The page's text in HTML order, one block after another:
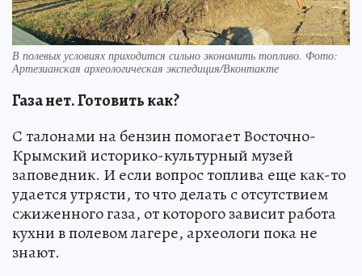
В полевых условиях приходится сильно экономить топливо. Фото:
Артезианская археологическая экспедиция/Вконтакте
Газа нет. Готовить как?
С талонами на бензин помогает Восточно-
Крымский историко-культурный музей
заповедник. И если вопрос топлива еще как-то
удается утрясти, то что делать с отсутствием
сжиженного газа, от которого зависит работа
кухни в полевом лагере, археологи пока не
знают.